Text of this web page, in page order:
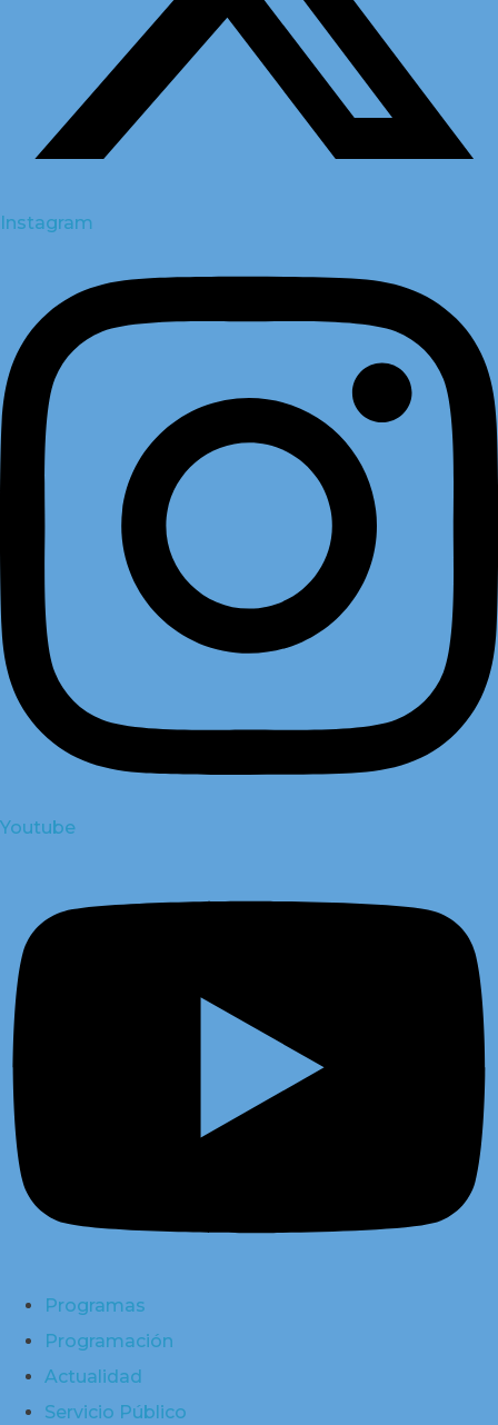
Instagram
Youtube
Programas
Programación
Actualidad
Servicio Público